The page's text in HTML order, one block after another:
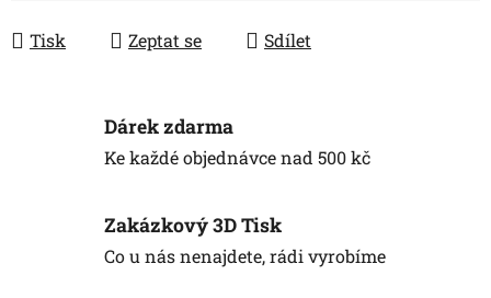
Tisk Zeptat se Sdílet
Dárek zdarma
Ke každé objednávce nad 500 kč
Zakázkový 3D Tisk
Co u nás nenajdete, rádi vyrobíme